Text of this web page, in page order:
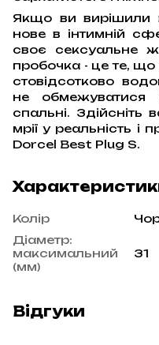
Якщо ви вирішили
нове в інтимній
своє сексуальне
пробочка - це те, що
стовідсотково
не обмежуватися
спальні. Здійсніть
мрії у реальність і
Dorcel Best Plug S.
Колір
Діаметр:
максимальний
(мм)
31
Відгуки